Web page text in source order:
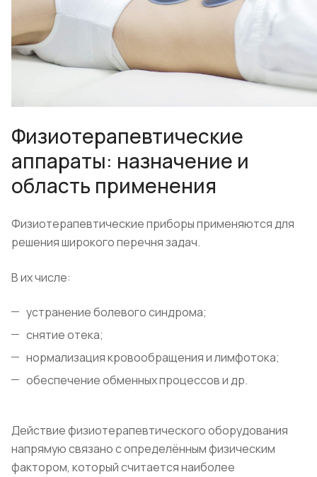
Физиотерапевтические
аппараты: назначение и
область применения
​Физиотерапевтические приборы применяются для
решения широкого перечня задач.
В их числе:
устранение болевого синдрома;
снятие отека;
нормализация кровообращения и лимфотока;
обеспечение обменных процессов и др.
Действие физиотерапевтического оборудования
напрямую связано с определённым физическим
фактором, который считается наиболее